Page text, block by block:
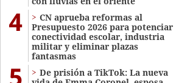
4
CN aprueba reformas al
Presupuesto 2026 para potenciar
conectividad escolar, industria
militar y eliminar plazas
fantasmas
De prisión a TikTok: La nueva